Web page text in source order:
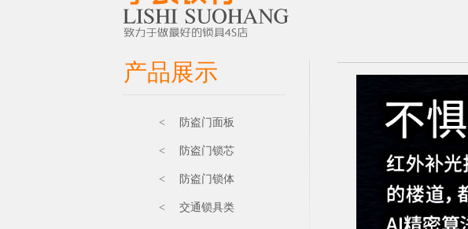
产品展示
< 防盗门面板
< 防盗门锁芯
< 防盗门锁体
< 交通锁具类